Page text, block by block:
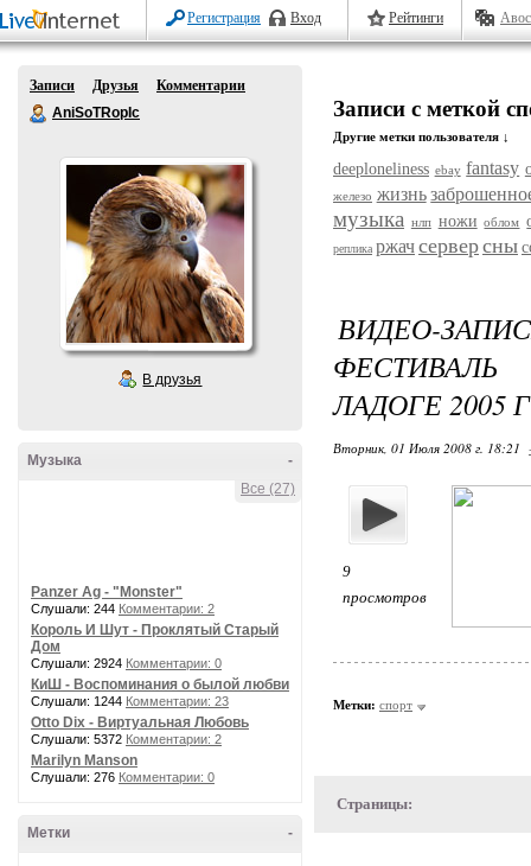
Регистрация Вход Рейтинги
Записи Друзья
Комментарии
AniSoTRopIc
В друзья
-
Музыка
Все (27)
Panzer Ag - "Monster"
Слушали: 244 Комментарии: 2
Король И Шут - Проклятый Старый
Дом
Слушали: 2924 Комментарии: 0
КиШ - Воспоминания о былой любви
Слушали: 1244 Комментарии: 23
Otto Dix - Виртуальная Любовь
Слушали: 5372 Комментарии: 2
Marilyn Manson
Слушали: 276 Комментарии: 0
-
Метки
Записи с меткой
Другие метки пользователя ↓
deeploneliness ebay fantasy
железо жизнь
музыка нлп ножи облом
реплика ржачсерверсны
ВИДЕО-
ЛАДОГЕ 2005
Вторник, 01 Июля 2008 г. 18:21
9
просмотров
Метки: спорт
Страницы: